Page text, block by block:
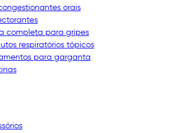
orais
completa para gripes
respiratórios tópicos
para garganta